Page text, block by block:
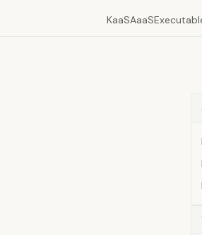
KaaSAaaS